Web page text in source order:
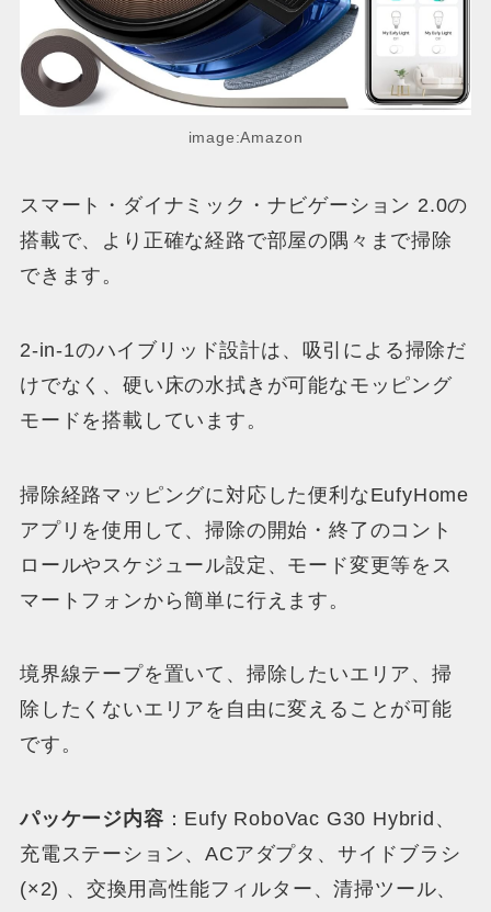
image:Amazon
スマート・ダイナミック・ナビゲーション 2.0の
搭載で、より正確な経路で部屋の隅々まで掃除
できます。
2-in-1のハイブリッド設計は、吸引による掃除だ
けでなく、硬い床の水拭きが可能なモッピング
モードを搭載しています。
掃除経路マッピングに対応した便利なEufyHome
アプリを使用して、掃除の開始・終了のコント
ロールやスケジュール設定、モード変更等をス
マートフォンから簡単に行えます。
境界線テープを置いて、掃除したいエリア、掃
除したくないエリアを自由に変えることが可能
です。
パッケージ内容 ：Eufy RoboVac G30 Hybrid、
充電ステーション、ACアダプタ、サイドブラシ
(×2) 、交換用高性能フィルター、清掃ツール、